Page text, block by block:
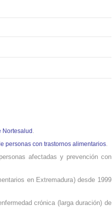
Nortesalud.
personas con trastornos alimentarios.
afectadas y prevención con
en Extremadura) desde 1999
crónica (larga duración) de